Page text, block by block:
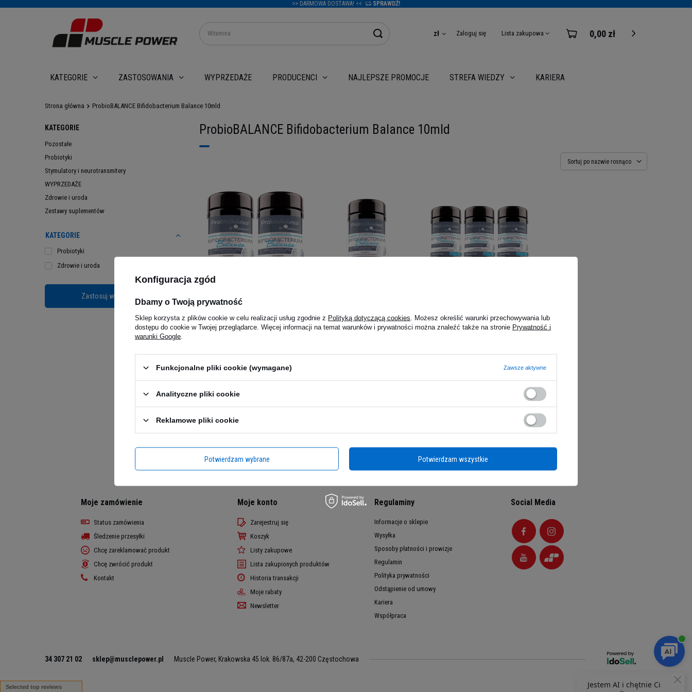
>> DARMOWA DOSTAWA! << SPRAWDŹ!
zł Zaloguj się Lista zakupowa 0,00 zł
KATEGORIE ZASTOSOWANIA WYPRZEDAŻE PRODUCENCI NAJLEPSZE PROMOCJE STREFA WIEDZY KARIERA
Strona główna ProbioBALANCE Bifidobacterium Balance 10mld
KATEGORIE
Pozostałe
Probiotyki
Stymulatory i neurotransmitery
WYPRZEDAŻE
Zdrowie i uroda
Zestawy suplementów
KATEGORIE
Probiotyki
Zdrowie i uroda
Zastosuj wybrane filtry
ProbioBALANCE Bifidobacterium Balance 10mld
Sortuj po nazwie rosnąco
Bifidobacterium Balance 10mld
75,82 zł 107,73 zł
Moje zamówienie
Status zamówienia
Śledzenie przesyłki
Chcę zareklamować produkt
Chcę zwrócić produkt
Kontakt
Moje konto
Zarejestruj się
Koszyk
Listy zakupowe
Lista zakupionych produktów
Historia transakcji
Moje rabaty
Newsletter
Regulaminy
Informacje o sklepie
Wysyłka
Sposoby płatności i prowizje
Regulamin
Polityka prywatności
Odstąpienie od umowy
Kariera
Współpraca
Social Media
34 307 21 02 sklep@musclepower.pl Muscle Power, Krakowska 45 lok. 86/87a, 42-200 Częstochowa
Selected top reviews
Konfiguracja zgód
Dbamy o Twoją prywatność
Sklep korzysta z plików cookie w celu realizacji usług zgodnie z Polityką dotyczącą cookies . Możesz określić warunki przechowywania lub
dostępu do cookie w Twojej przeglądarce. Więcej informacji na temat warunków i prywatności można znaleźć także na stronie Prywatność i
warunki Google
Funkcjonalne pliki cookie (wymagane) Zawsze aktywne
Analityczne pliki cookie
Reklamowe pliki cookie
Potwierdzam wybrane Potwierdzam wszystkie